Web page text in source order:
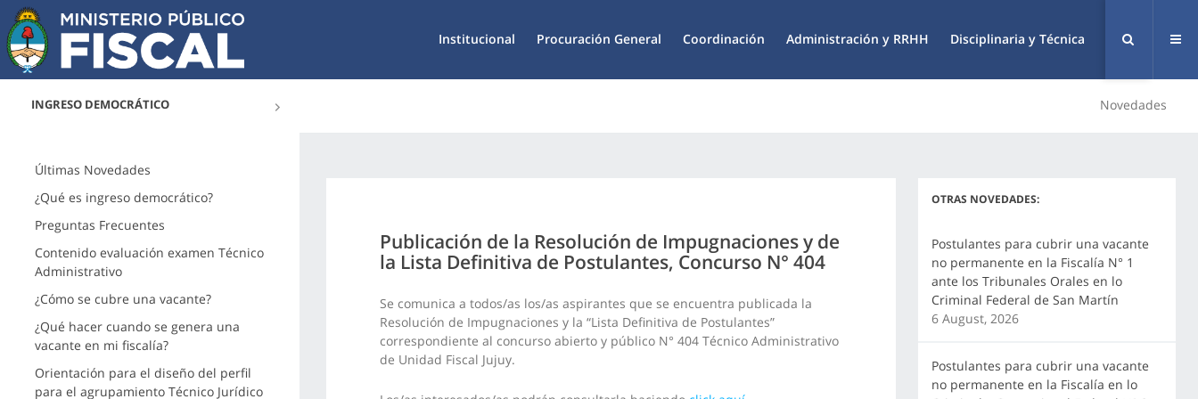
Institucional Procuración General Coordinación Administración y RRHH Disciplinaria y Técnica
INGRESO DEMOCRÁTICO Novedades
Últimas Novedades
¿Qué es ingreso democrático?
Preguntas Frecuentes
Contenido evaluación examen Técnico
Administrativo
¿Cómo se cubre una vacante?
¿Qué hacer cuando se genera una
vacante en mi fiscalía?
Orientación para el diseño del perfil
para el agrupamiento Técnico Jurídico
Publicación de la Resolución de Impugnaciones y de
la Lista Definitiva de Postulantes, Concurso N° 404
Se comunica a todos/as los/as aspirantes que se encuentra publicada la
Resolución de Impugnaciones y la “Lista Definitiva de Postulantes”
correspondiente al concurso abierto y público N° 404 Técnico Administrativo
de Unidad Fiscal Jujuy.
OTRAS NOVEDADES:
Postulantes para cubrir una vacante
no permanente en la Fiscalía N° 1
ante los Tribunales Orales en lo
Criminal Federal de San Martín
6 August, 2026
Postulantes para cubrir una vacante
no permanente en la Fiscalía en lo